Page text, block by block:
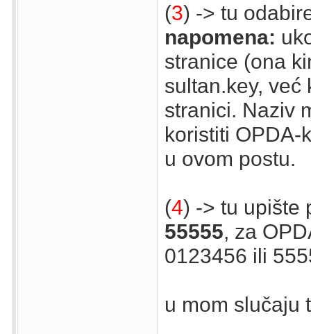
(3) -> tu
napomena:
stranice (ona
sultan.key, već
stranici. Naziv
koristiti OPDA-
u ovom postu.
(4) -> tu upište
55555, za
0123456 ili
u mom slučaju